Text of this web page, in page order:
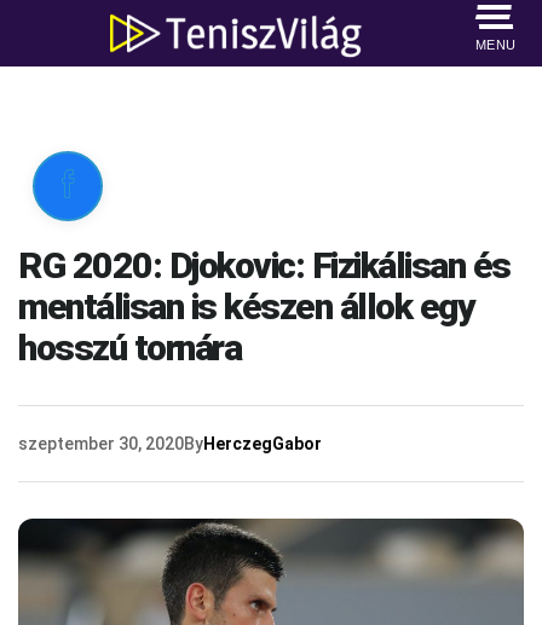
MENU

RG 2020: Djokovic: Fizikálisan és
mentálisan is készen állok egy
hosszú tornára
szeptember 30, 2020ByHerczegGabor